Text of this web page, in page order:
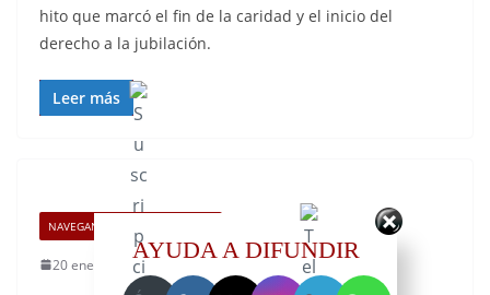
hito que marcó el fin de la caridad y el inicio del
derecho a la jubilación.
Leer más
NAVEGANTES Y EXPLORADORES
20 enero, 2026
AYUDA A DIFUNDIR